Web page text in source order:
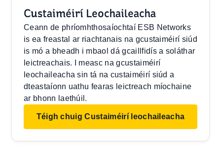
Custaiméirí Leochaileacha
Ceann de phríomhthosaíochtaí ESB Networks
is ea freastal ar riachtanais na gcustaiméirí siúd
is mó a bheadh i mbaol dá gcaillfidís a soláthar
leictreachais. I measc na gcustaiméirí
leochaileacha sin tá na custaiméirí siúd a
dteastaíonn uathu fearas leictreach míochaine
ar bhonn laethúil.
Téigh chuig Custaiméirí leochaileacha